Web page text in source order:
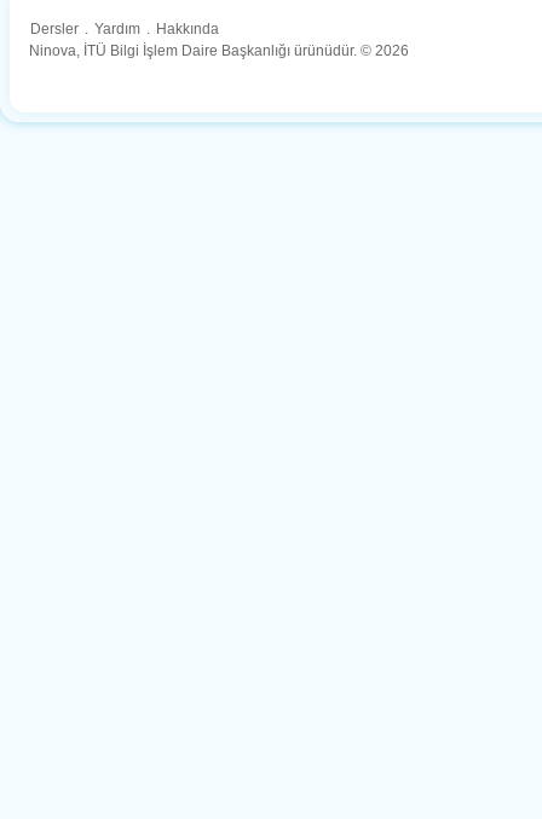
Dersler . Yardım . Hakkında
Ninova, İTÜ Bilgi İşlem Daire Başkanlığı ürünüdür. © 2026